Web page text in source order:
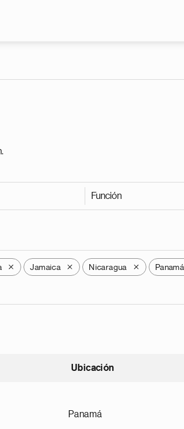
Función
X Jamaica X Nicaragua X Panamá
Ubicación
Panamá